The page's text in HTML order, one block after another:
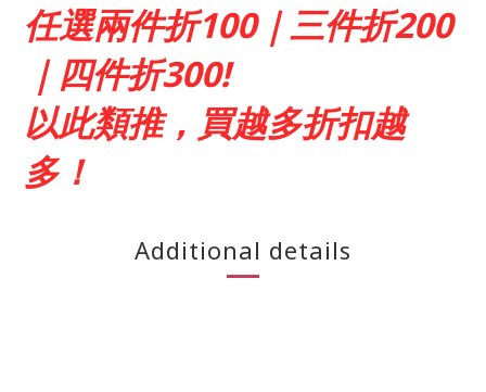
任選兩件折100｜三件折200
｜四件折300!
以此類推，買越多折扣越
多！
Additional details